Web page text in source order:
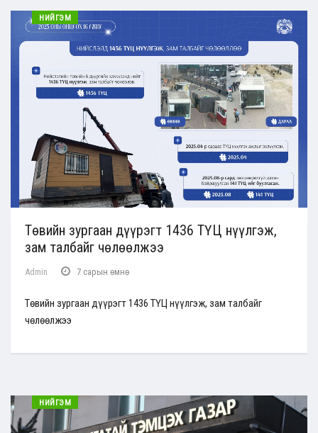
НИЙГЭМ
Төвийн зургаан дүүрэгт 1436 ТҮЦ нүүлгэж,
зам талбайг чөлөөлжээ
Admin 7 сарын өмнө
Төвийн зургаан дүүрэгт 1436 ТҮЦ нүүлгэж, зам талбайг
чөлөөлжээ
НИЙГЭМ